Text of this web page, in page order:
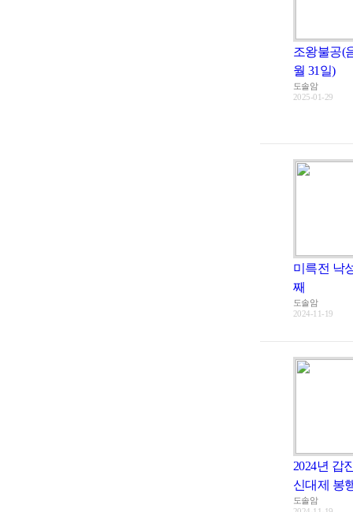
조왕불공(
월 31일)
도솔암
2025-01-29
미륵전 낙
째
도솔암
2024-11-19
2024년 갑
신대제 봉
도솔암